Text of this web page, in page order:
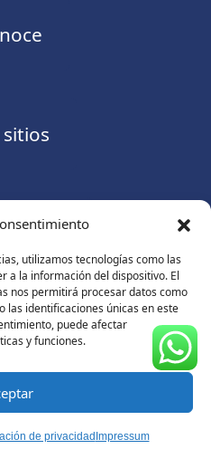
utilizamos tecnologías como las
a la información del dispositivo. El
nos permitirá procesar datos como
las identificaciones únicas en este
puede afectar
y funciones.
de privacidad Impressum
Aviso de privacidad
Todos los derechos